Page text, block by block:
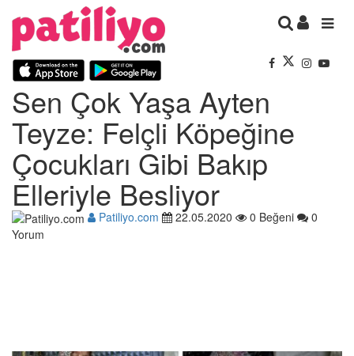
Sen Çok Yaşa Ayten
Teyze: Felçli Köpeğine
Çocukları Gibi Bakıp
Elleriyle Besliyor
Patiliyo.com 22.05.2020 0 Beğeni
0
Yorum